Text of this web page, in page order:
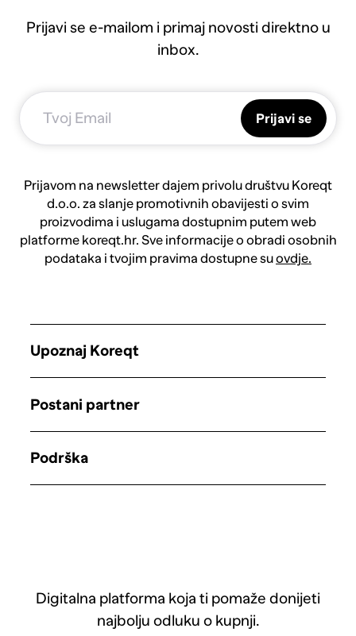
Prijavi se e-mailom i primaj novosti direktno u
inbox.
Prijavi se
Prijavom na newsletter dajem privolu društvu Koreqt
d.o.o. za slanje promotivnih obavijesti o svim
proizvodima i uslugama dostupnim putem web
platforme koreqt.hr. Sve informacije o obradi osobnih
podataka i tvojim pravima dostupne suovdje.
Digitalna platforma koja ti pomaže donijeti
najbolju odluku o kupnji.
Upoznaj Koreqt
Postani partner
Podrška